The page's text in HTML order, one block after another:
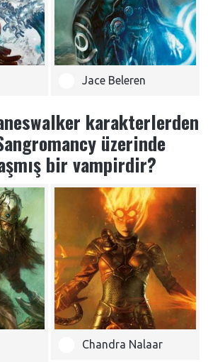
Jace Beleren
karakterlerden
üzerinde
bir vampirdir?
Chandra Nalaar